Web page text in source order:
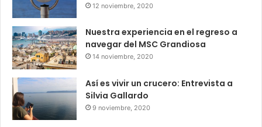
12 noviembre, 2020
Nuestra experiencia en el regreso a
navegar del MSC Grandiosa
14 noviembre, 2020
Así es vivir un crucero: Entrevista a
Silvia Gallardo
9 noviembre, 2020